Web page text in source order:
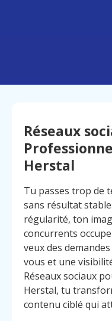
Réseaux
Herstal
Tu passes trop de
sans résultat
régularité, ton
concurrents
veux des
vous et une
Réseaux sociaux
Herstal, tu
contenu ciblé qui